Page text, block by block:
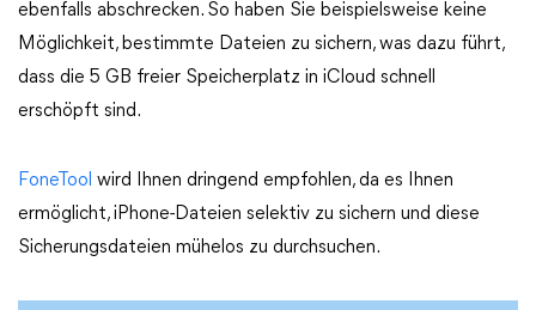
ebenfalls abschrecken. So haben Sie beispielsweise keine
Möglichkeit, bestimmte Dateien zu sichern, was dazu führt,
dass die 5 GB freier Speicherplatz in iCloud schnell
erschöpft sind.
FoneTool wird Ihnen dringend empfohlen, da es Ihnen
ermöglicht, iPhone-Dateien selektiv zu sichern und diese
Sicherungsdateien mühelos zu durchsuchen.